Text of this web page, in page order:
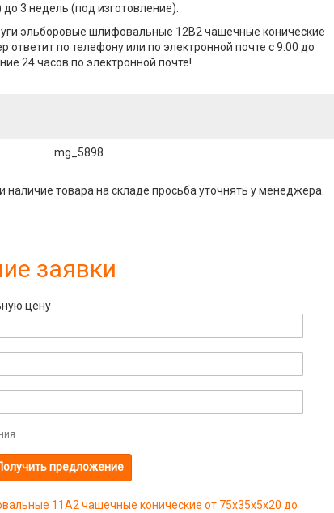
3 недель (под изготовление).
эльборовые шлифовальные 12B2 чашечные конические
по телефону или по электронной почте с 9:00 до
24 часов по электронной почте!
mg_5898
товара на складе просьба уточнять у менеджера.
заявки
цену
11A2 чашечные конические от 75х35х5х20 до